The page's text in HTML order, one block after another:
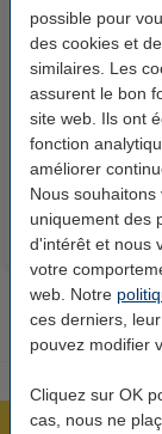
possible pour
des cookies et
similaires. Les
assurent le bon
site web. Ils ont
fonction
améliorer
Nous
uniquement des
d'intérêt et nous
votre
web. Notre
ces derniers,
pouvez modifier
Cliquez sur OK
cas, nous ne
123accu Xtreme
Penlite piles AA
14,95 € Inclus :